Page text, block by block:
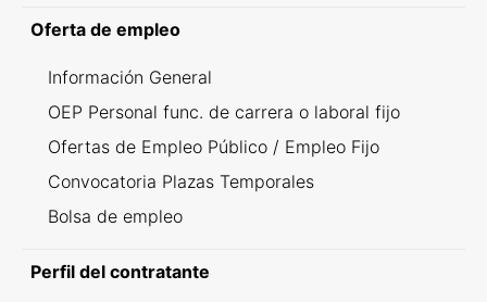
Oferta de empleo
Información General
OEP Personal func. de carrera o laboral fijo
Ofertas de Empleo Público / Empleo Fijo
Convocatoria Plazas Temporales
Bolsa de empleo
Perfil del contratante